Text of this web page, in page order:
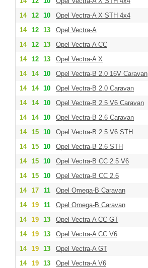
14
12 10 Opel Vectra-A X STH 4x4
14
12 13 Opel Vectra-A
14
12 13 Opel Vectra-A CC
14
12 13 Opel Vectra-A X
14
14 10 Opel Vectra-B 2.0 16V Caravan
14
14 10 Opel Vectra-B 2.0 Caravan
14
14 10 Opel Vectra-B 2.5 V6 Caravan
14
14 10 Opel Vectra-B 2.6 Caravan
14
15 10 Opel Vectra-B 2.5 V6 STH
14
15 10 Opel Vectra-B 2.6 STH
14
15 10 Opel Vectra-B CC 2.5 V6
14
15 10 Opel Vectra-B CC 2.6
14
17 11 Opel Omega-B Caravan
14
19 11 Opel Omega-B Caravan
14
19 13 Opel Vectra-A CC GT
14
19 13 Opel Vectra-A CC V6
14
19 13 Opel Vectra-A GT
14
19 13 Opel Vectra-A V6